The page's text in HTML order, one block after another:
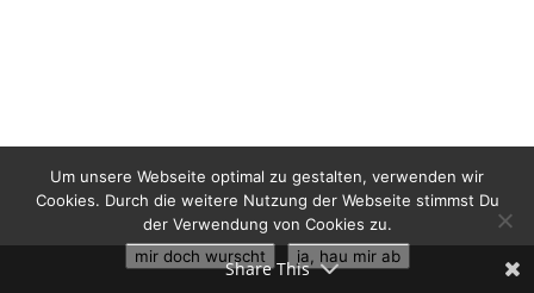
Share This
Um unsere Webseite optimal zu gestalten, verwenden wir
Cookies. Durch die weitere Nutzung der Webseite stimmst Du
der Verwendung von Cookies zu.
mir doch wurscht
ja, hau mir ab